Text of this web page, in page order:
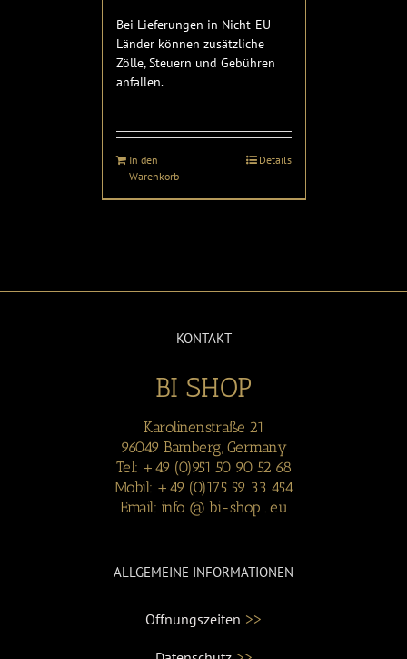
Bei Lieferungen in Nicht-EU-
Länder können zusätzliche
Zölle, Steuern und Gebühren
anfallen.
In den
Warenkorb
Details
KONTAKT
BI SHOP
Karolinenstraße 21
96049 Bamberg, Germany
Tel: +49 (0)951 50 90 52 68
Mobil: +49 (0)175 59 33 454
Email: info @ bi-shop . eu
ALLGEMEINE INFORMATIONEN
Öffnungszeiten >>